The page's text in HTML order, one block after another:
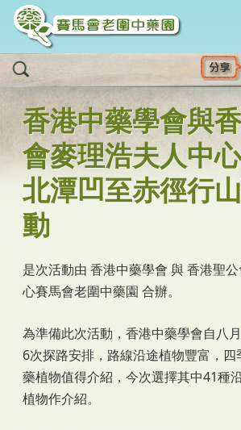
移至主內容
香港中藥學會與
會麥理浩夫人中
北潭凹至赤徑行
動
是次活動由 香港中藥學會 與 香港聖
心賽馬會老圍中藥園 合辦。
為準備此次活動，香港中藥學會自八
6次探路安排，路線沿途植物豐富，
藥植物值得介紹，今次選擇其中41種
植物作介紹。